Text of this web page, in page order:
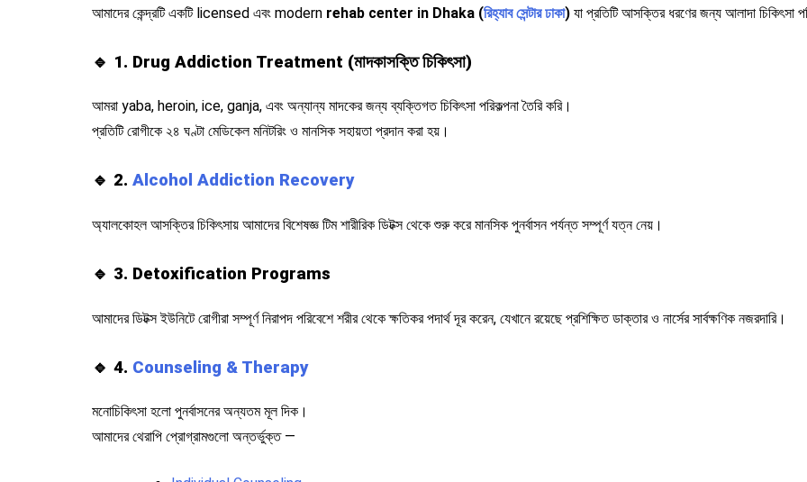
আমাদের কেন্দ্রটি একটি licensed এবং modern rehab center in Dhaka (রিহ্যাব সেন্টার ঢাকা) যা প্রতিটি আসক্তির ধরণের জন্য আলাদা চিকিৎসা
🔹 1. Drug Addiction Treatment (মাদকাসক্তি চিকিৎসা)
আমরা yaba, heroin, ice, ganja, এবং অন্যান্য মাদকের জন্য ব্যক্তিগত চিকিৎসা পরিকল্পনা তৈরি করি।
প্রতিটি রোগীকে ২৪ ঘণ্টা মেডিকেল মনিটরিং ও মানসিক সহায়তা প্রদান করা হয়।
🔹 2. Alcohol Addiction Recovery
অ্যালকোহল আসক্তির চিকিৎসায় আমাদের বিশেষজ্ঞ টিম শারীরিক ডিটক্স থেকে শুরু করে মানসিক পুনর্বাসন পর্যন্ত সম্পূর্ণ যত্ন নেয়।
🔹 3. Detoxification Programs
আমাদের ডিটক্স ইউনিটে রোগীরা সম্পূর্ণ নিরাপদ পরিবেশে শরীর থেকে ক্ষতিকর পদার্থ দূর করেন, যেখানে রয়েছে প্রশিক্ষিত ডাক্তার ও নার্সের সার্বক্ষণিক নজরদারি।
🔹 4. Counseling & Therapy
মনোচিকিৎসা হলো পুনর্বাসনের অন্যতম মূল দিক।
আমাদের থেরাপি প্রোগ্রামগুলো অন্তর্ভুক্ত —